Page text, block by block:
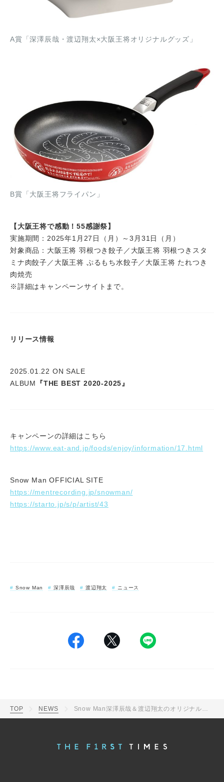
A賞「深澤辰哉・渡辺翔太×大阪王将オリジナルグッズ」
B賞「大阪王将フライパン」
【大阪王将で感動！55感謝祭】
実施期間：2025年1月27日（月）～3月31日（月）
対象商品：大阪王将 羽根つき餃子／大阪王将 羽根つきスタ
ミナ肉餃子／大阪王将 ぷるもち水餃子／大阪王将 たれつき
肉焼売
※詳細はキャンペーンサイトまで。
リリース情報
2025.01.22 ON SALE
ALBUM
『THE BEST 2020-2025』
キャンペーンの詳細はこちら
https://www.eat-and.jp/foods/enjoy/information/17.html
Snow Man OFFICIAL SITE
https://mentrecording.jp/snowman/
https://starto.jp/s/p/artist/43
Snow Man 深澤辰哉 渡辺翔太 ニュース
TOP NEWS Snow Man深澤辰哉＆渡辺翔太のオリジナルグッズが抽選で当たる、大阪王将のキャンペーンがスタート